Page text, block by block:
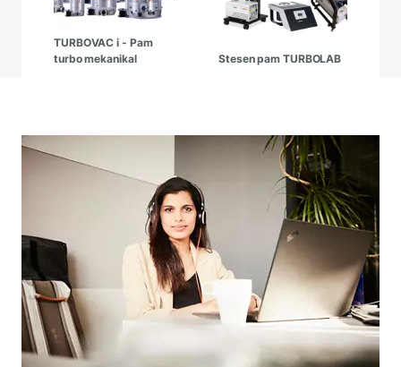
TURBOVAC i - Pam
turbo mekanikal
Stesen pam TURBOLAB